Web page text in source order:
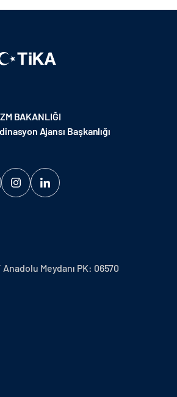
BAKANLIĞI
Ajansı Başkanlığı
Anadolu Meydanı PK: 06570